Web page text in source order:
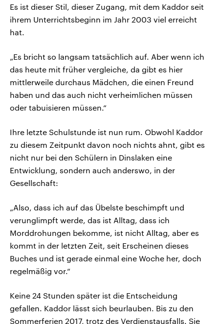
Es ist dieser Stil, dieser Zugang, mit dem Kaddor seit
ihrem Unterrichtsbeginn im Jahr 2003 viel erreicht
hat.
„Es bricht so langsam tatsächlich auf. Aber wenn ich
das heute mit früher vergleiche, da gibt es hier
mittlerweile durchaus Mädchen, die einen Freund
haben und das auch nicht verheimlichen müssen
oder tabuisieren müssen.“
Ihre letzte Schulstunde ist nun rum. Obwohl Kaddor
zu diesem Zeitpunkt davon noch nichts ahnt, gibt es
nicht nur bei den Schülern in Dinslaken eine
Entwicklung, sondern auch anderswo, in der
Gesellschaft:
„Also, dass ich auf das Übelste beschimpft und
verunglimpft werde, das ist Alltag, dass ich
Morddrohungen bekomme, ist nicht Alltag, aber es
kommt in der letzten Zeit, seit Erscheinen dieses
Buches und ist gerade einmal eine Woche her, doch
regelmäßig vor.“
Keine 24 Stunden später ist die Entscheidung
gefallen. Kaddor lässt sich beurlauben. Bis zu den
Sommerferien 2017, trotz des Verdienstausfalls. Sie